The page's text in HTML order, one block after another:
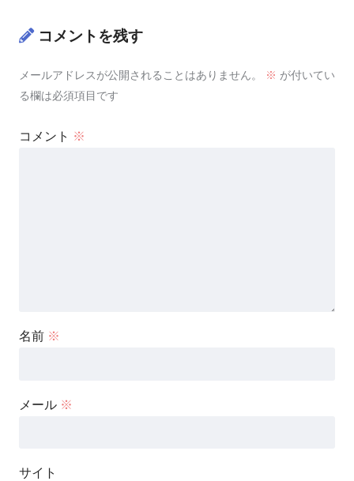
コメントを残す
メールアドレスが公開されることはありません。 ※ が付いてい
る欄は必須項目です
コメント ※
名前 ※
メール ※
サイト